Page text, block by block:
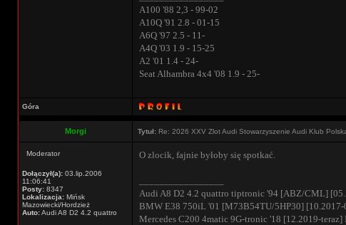
A100 '88 2,3 - 99-02
A10Q '91 2.8 - 01-15
A6Q '97 2.5 - 11-
A4Q '03 1.9 - 15-25
A2 '01 1.4 - 24-
Seat Alhambra 4x4 '08 1.9 - 25-
Góra
Morgi Tytuł: Re: 2026 XXV Zlot Audi Stowarzyszenie Audi Klub
Moderator
Dołączył(a): 03.lip.2006
11:06:41
Posty: 8347
Lokalizacja: Mińsk
Mazowiecki/Hordzież
Auto:Audi A8 D2 4.2 quattro
O zlocik, fajnie byłoby się spotkać.
Audi A8 D2 4.2 quattro tiptronic '94 [ABZ/CML]
BMW E38 750iL '01 [M73B54TU/5HP30] [10.2017-
Mercedes C200 4matic 9G-tronic '18 [12.2019-teraz]